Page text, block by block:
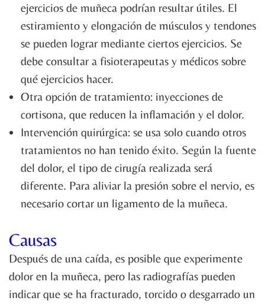
ejercicios de muñeca podrían resultar útiles. El
estiramiento y elongación de músculos y tendones
se pueden lograr mediante ciertos ejercicios. Se
debe consultar a fisioterapeutas y médicos sobre
qué ejercicios hacer.
Otra opción de tratamiento: inyecciones de
cortisona, que reducen la inflamación y el dolor.
Intervención quirúrgica: se usa solo cuando otros
tratamientos no han tenido éxito. Según la fuente
del dolor, el tipo de cirugía realizada será
diferente. Para aliviar la presión sobre el nervio, es
necesario cortar un ligamento de la muñeca.
Causas
Después de una caída, es posible que experimente
dolor en la muñeca, pero las radiografías pueden
indicar que se ha fracturado, torcido o desgarrado un